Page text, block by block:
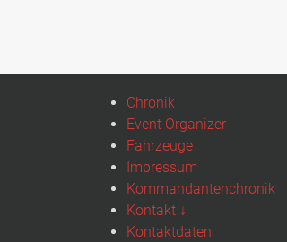
Chronik
Event Organizer
Fahrzeuge
Impressum
Kommandantenchronik
Kontakt ↓
Kontaktdaten